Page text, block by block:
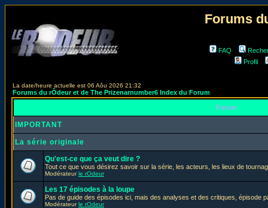
Forums
FAQ
Profil
La date/heure actuelle est 06 Aôu 2026 21:32
Forums du rÔdeur et de The Prizenarnumber6 Index du Forum
Forum
IMPORTANT
La série originale
Qu'est-ce que ça veut dire ?
Tout ce que vous désirez savoir sur la série, les acteurs, les lieux de
Modérateurle rOdeur
Les 17 épisodes à la loupe
Pas de guide des épisodes ici, mais des analyses et des critiques, épisode
Modérateurle rOdeur